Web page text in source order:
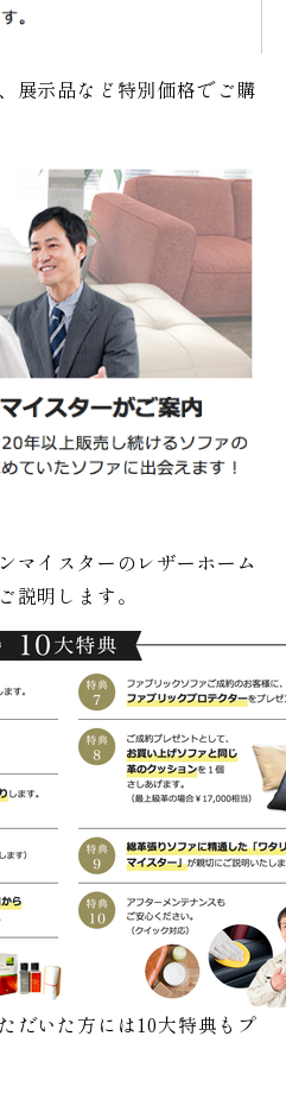
展示品など特別価格でご購
マイスターのレザーホーム
説明します。
だいた方には10大特典もプ